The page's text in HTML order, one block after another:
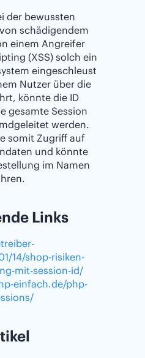
der bewussten
schädigendem
einem Angreifer
(XSS) solch ein
eingeschleust
Nutzer über die
könnte die ID
gesamte Session
werden.
somit Zugriff auf
und könnte
im Namen
Links
14/shop-risiken-
mit-session-id/
einfach.de/php-